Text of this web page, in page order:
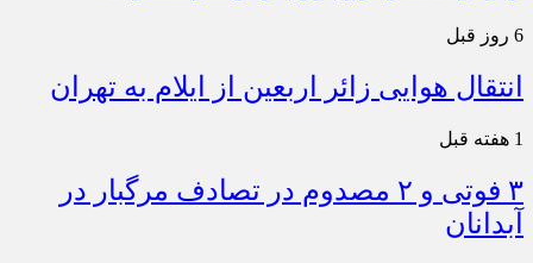
6 روز قبل
انتقال هوایی زائر اربعین از ایلام به تهران
1 هفته قبل
۳ فوتی و ۲ مصدوم در تصادف مرگبار در
آبدانان